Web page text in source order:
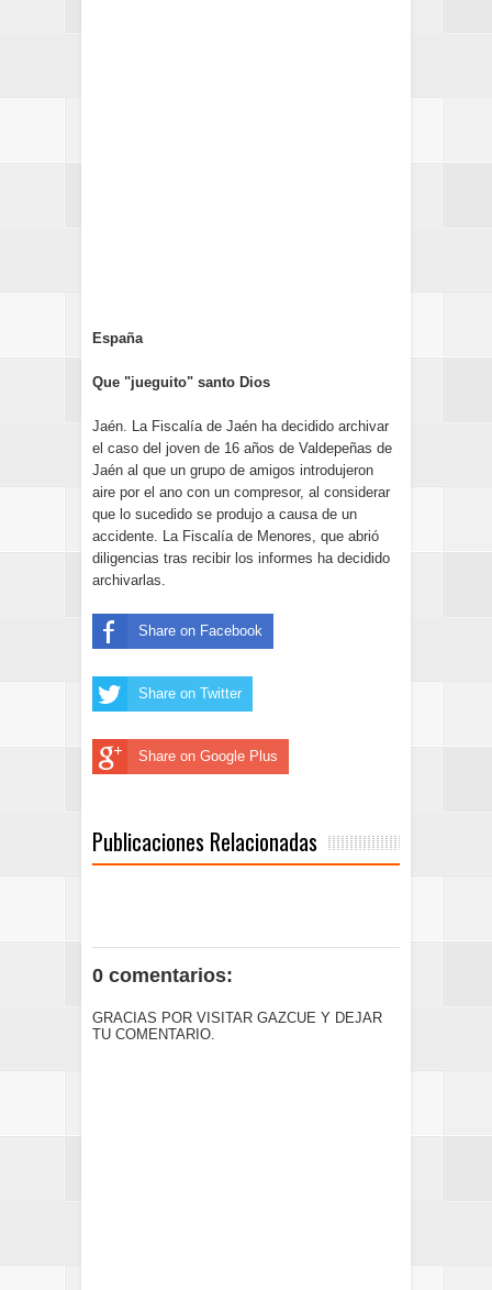
España
Que "jueguito" santo Dios
Jaén. La Fiscalía de Jaén ha decidido archivar
el caso del joven de 16 años de Valdepeñas de
Jaén al que un grupo de amigos introdujeron
aire por el ano con un compresor, al considerar
que lo sucedido se produjo a causa de un
accidente. La Fiscalía de Menores, que abrió
diligencias tras recibir los informes ha decidido
archivarlas.
Share on Facebook
Share on Twitter
Share on Google Plus
Publicaciones Relacionadas
0 comentarios:
GRACIAS POR VISITAR GAZCUE Y DEJAR
TU COMENTARIO.